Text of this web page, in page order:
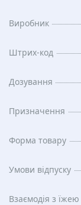
Виробник
Штрих-код
Дозування
Призначення
Форма товару
Умови відпуску
Взаємодія з їжею